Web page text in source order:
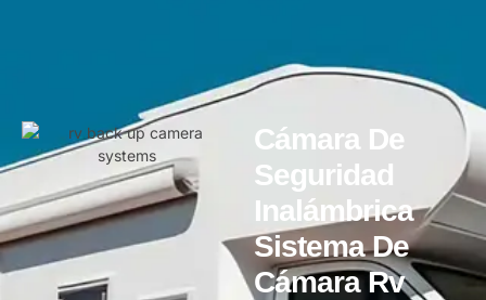
Cámara De
Seguridad
Inalámbrica
Sistema De
Cámara Rv